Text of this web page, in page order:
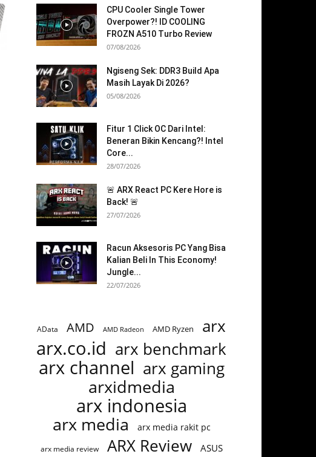
CPU Cooler Single Tower
Overpower?! ID COOLING
FROZN A510 Turbo Review
07/08/2026
Ngiseng Sek: DDR3 Build Apa
Masih Layak Di 2026?
05/08/2026
Fitur 1 Click OC Dari Intel:
Beneran Bikin Kencang?! Intel
Core...
28/07/2026
🚨 ARX React PC Kere Hore is
Back! 🚨
27/07/2026
Racun Aksesoris PC Yang Bisa
Kalian Beli In This Economy!
Jungle...
22/07/2026
AData AMD AMD Radeon AMD Ryzen arx
arx.co.id arx benchmark
arx channel arx gaming
arxidmedia
arx indonesia
arx media arx media rakit pc
arx media review ARX Review ASUS